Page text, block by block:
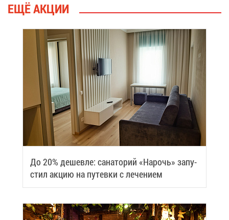
ЕЩЁ АК­ЦИИ
До 20% де­шев­ле: са­на­то­рий «На­рочь» за­пу­
стил ак­цию на пу­тев­ки с ле­че­ни­ем